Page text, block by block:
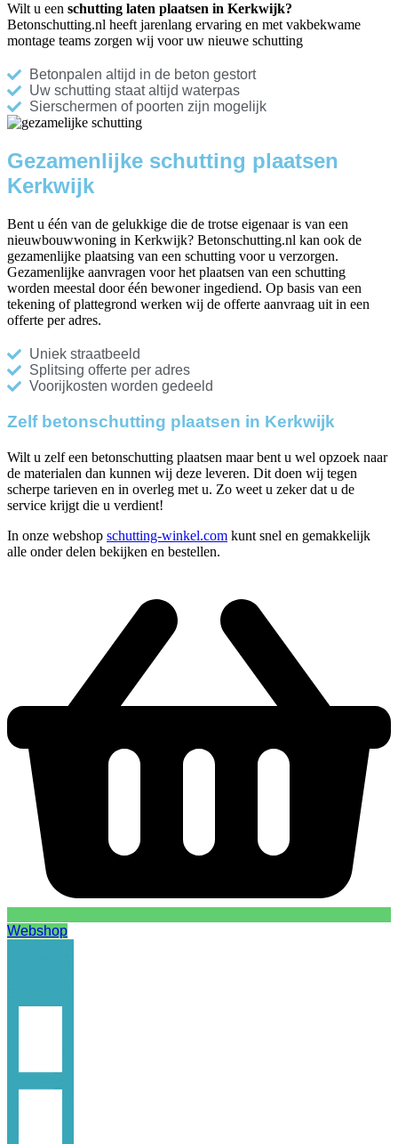
Wilt u een schutting laten plaatsen in Kerkwijk?
Betonschutting.nl heeft jarenlang ervaring en met vakbekwame
montage teams zorgen wij voor uw nieuwe schutting
Betonpalen altijd in de beton gestort
Uw schutting staat altijd waterpas
Sierschermen of poorten zijn mogelijk
Gezamenlijke schutting plaatsen
Kerkwijk
Bent u één van de gelukkige die de trotse eigenaar is van een
nieuwbouwwoning in Kerkwijk? Betonschutting.nl kan ook de
gezamenlijke plaatsing van een schutting voor u verzorgen.
Gezamenlijke aanvragen voor het plaatsen van een schutting
worden meestal door één bewoner ingediend. Op basis van een
tekening of plattegrond werken wij de offerte aanvraag uit in een
offerte per adres.
Uniek straatbeeld
Splitsing offerte per adres
Voorijkosten worden gedeeld
Zelf betonschutting plaatsen in Kerkwijk
Wilt u zelf een betonschutting plaatsen maar bent u wel opzoek naar
de materialen dan kunnen wij deze leveren. Dit doen wij tegen
scherpe tarieven en in overleg met u. Zo weet u zeker dat u de
service krijgt die u verdient!
In onze webshop schutting-winkel.com kunt snel en gemakkelijk
alle onder delen bekijken en bestellen.
Webshop